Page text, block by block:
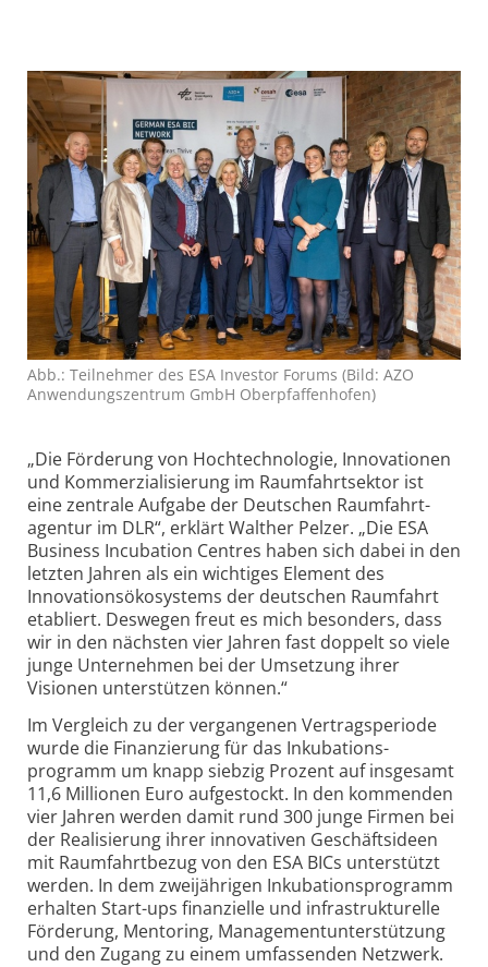
Abb.: Teilnehmer des ESA Investor Forums (Bild: AZO
Anwendungs­zentrum GmbH Ober­pfaffen­hofen)
„Die Förderung von Hoch­technologie, Innovationen
und Kommerzialisierung im Raumfahrt­sektor ist
eine zentrale Aufgabe der Deutschen Raumfahrt­
agentur im DLR“, erklärt Walther Pelzer. „Die ESA
Business Incubation Centres haben sich dabei in den
letzten Jahren als ein wichtiges Element des
Innovations­ökosystems der deutschen Raumfahrt
etabliert. Deswegen freut es mich besonders, dass
wir in den nächsten vier Jahren fast doppelt so viele
junge Unternehmen bei der Umsetzung ihrer
Visionen unterstützen können.“
Im Vergleich zu der vergangenen Vertrags­periode
wurde die Finanzierung für das Inkubations­
programm um knapp siebzig Prozent auf insgesamt
11,6 Millionen Euro aufgestockt. In den kommenden
vier Jahren werden damit rund 300 junge Firmen bei
der Realisierung ihrer innovativen Geschäfts­ideen
mit Raumfahrt­bezug von den ESA BICs unterstützt
werden. In dem zweijährigen Inkubations­programm
erhalten Start-ups finanzielle und infrastrukturelle
Förderung, Mentoring, Management­unterstützung
und den Zugang zu einem umfassenden Netzwerk.